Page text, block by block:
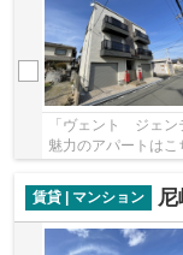
「ヴェント ジェン
魅力のアパートは
賃貸 | マンション
尼